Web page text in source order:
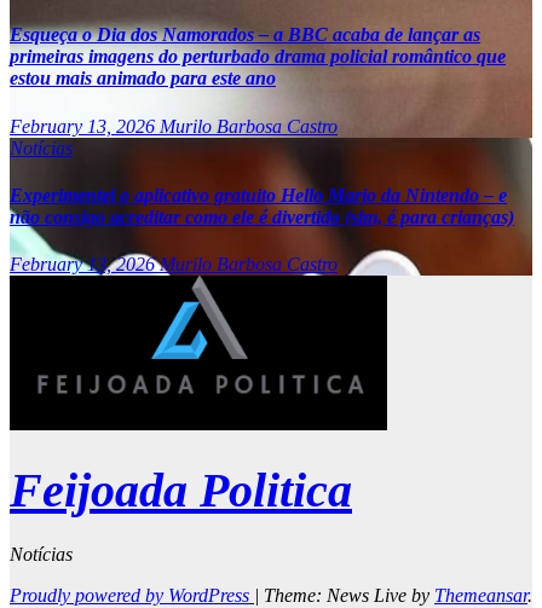
Esqueça o Dia dos Namorados – a BBC acaba de lançar as
primeiras imagens do perturbado drama policial romântico que
estou mais animado para este ano
February 13, 2026 Murilo Barbosa Castro
Notícias
Experimentei o aplicativo gratuito Hello Mario da Nintendo – e
não consigo acreditar como ele é divertido (sim, é para crianças)
February 13, 2026Murilo Barbosa Castro
Feijoada Politica
Notícias
Proudly powered by WordPress | Theme: News Live by Themeansar.